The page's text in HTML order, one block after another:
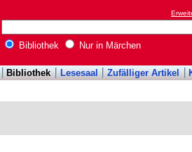
Bibliothek Nur in Märchen
Bibliothek Lesesaal Zufälliger Artikel